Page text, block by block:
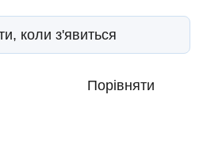
коли з'явиться
Порівняти